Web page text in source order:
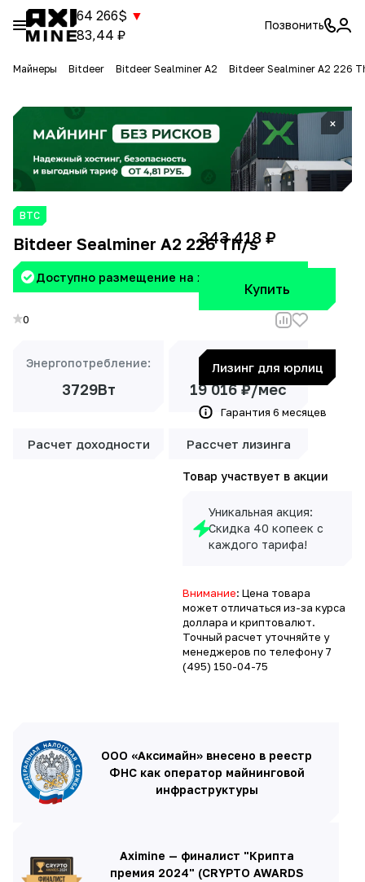
64 266$ ▼
83,44 ₽
Позвонить
Майнеры Bitdeer Bitdeer Sealminer A2 Bitdeer Sealminer A2 226
×
BTC
Bitdeer Sealminer A2 226 Th/s
Доступно размещение на хостинге Aximine
0
Энергопотребление:
3729Вт
Доходность:
19 016 ₽/мес
Расчет доходности Рассчет лизинга
343 418 ₽
Купить
Лизинг для юрлиц
Гарантия 6 месяцев
Товар участвует в акции
Уникальная акция:
Скидка 40 копеек с
каждого тарифа!
Внимание: Цена товара
может отличаться из-за курса
доллара и криптовалют.
Точный расчет уточняйте у
менеджеров по телефону7
(495) 150-04-75
ООО «Аксимайн» внесено в реестр
ФНС как оператор майнинговой
инфраструктуры
Aximine — финалист "Крипта
премия 2024" (CRYPTO AWARDS